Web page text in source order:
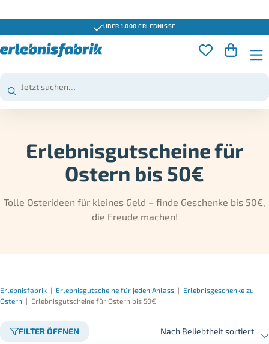
ÜBER 1.000 ERLEBNISSE
Erlebnisgutscheine für
Ostern bis 50€
Tolle Osterideen für kleines Geld – finde Geschenke bis 50€,
die Freude machen!
Erlebnisfabrik | Erlebnisgutscheine für jeden Anlass | Erlebnisgeschenke zu
Ostern | Erlebnisgutscheine für Ostern bis 50€
FILTER ÖFFNEN Nach Beliebtheit sortiert